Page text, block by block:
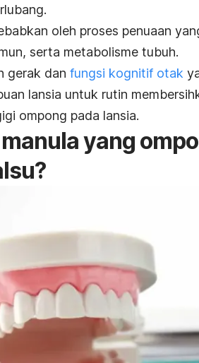
oleh proses penuaan
serta metabolisme tubuh.
gerak dan fungsi kognitif otak
lansia untuk rutin
ompong pada lansia.
yang